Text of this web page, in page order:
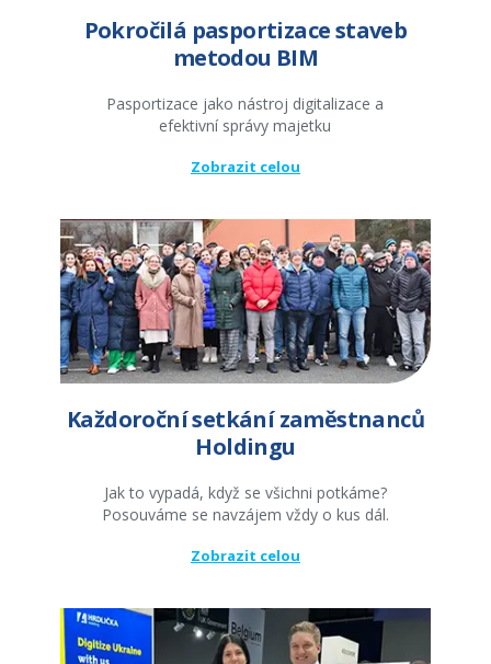
Pokročilá pasportizace staveb
metodou BIM
Pasportizace jako nástroj digitalizace a
efektivní správy majetku
Zobrazit celou
Každoroční setkání zaměstnanců
Holdingu
Jak to vypadá, když se všichni potkáme?
Posouváme se navzájem vždy o kus dál.
Zobrazit celou